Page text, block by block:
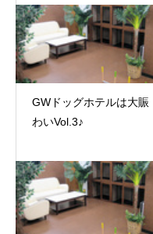
GWドッグホテルは大賑
わいVol.3♪